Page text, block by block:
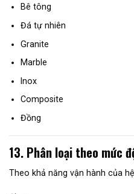
Bê tông
Đá tự nhiên
Granite
Marble
Inox
Composite
Đồng
13. Phân loại theo mức
Theo khả năng vận hành của